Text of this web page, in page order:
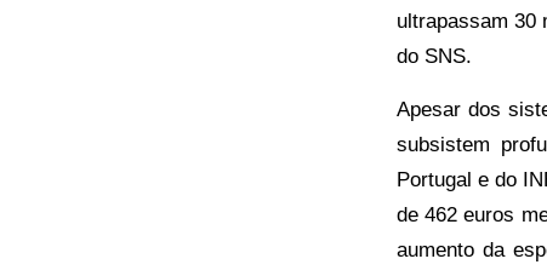
ultrapassam 30
do SNS.
Apesar dos
subsistem
Portugal e do
de 462 euros
aumento da